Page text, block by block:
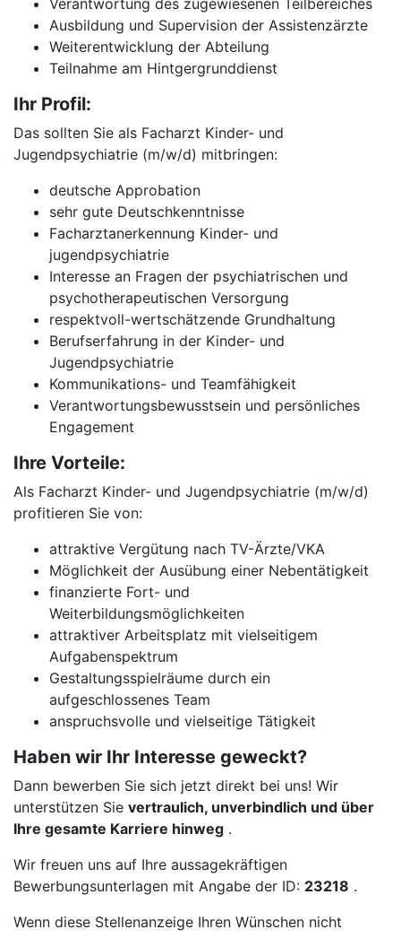
Verantwortung des zugewiesenen Teilbereiches
Ausbildung und Supervision der Assistenzärzte
Weiterentwicklung der Abteilung
Teilnahme am Hintgergrunddienst
Ihr Profil:
Das sollten Sie als Facharzt Kinder- und
Jugendpsychiatrie (m/w/d) mitbringen:
deutsche Approbation
sehr gute Deutschkenntnisse
Facharztanerkennung Kinder- und
jugendpsychiatrie
Interesse an Fragen der psychiatrischen und
psychotherapeutischen Versorgung
respektvoll-wertschätzende Grundhaltung
Berufserfahrung in der Kinder- und
Jugendpsychiatrie
Kommunikations- und Teamfähigkeit
Verantwortungsbewusstsein und persönliches
Engagement
Ihre Vorteile:
Als Facharzt Kinder- und Jugendpsychiatrie (m/w/d)
profitieren Sie von:
attraktive Vergütung nach TV-Ärzte/VKA
Möglichkeit der Ausübung einer Nebentätigkeit
finanzierte Fort- und
Weiterbildungsmöglichkeiten
attraktiver Arbeitsplatz mit vielseitigem
Aufgabenspektrum
Gestaltungsspielräume durch ein
aufgeschlossenes Team
anspruchsvolle und vielseitige Tätigkeit
Haben wir Ihr Interesse geweckt?
Dann bewerben Sie sich jetzt direkt bei uns! Wir
unterstützen Sie vertraulich, unverbindlich und über
Ihre gesamte Karriere hinweg .
Wir freuen uns auf Ihre aussagekräftigen
Bewerbungsunterlagen mit Angabe der ID: 23218 .
Wenn diese Stellenanzeige Ihren Wünschen nicht